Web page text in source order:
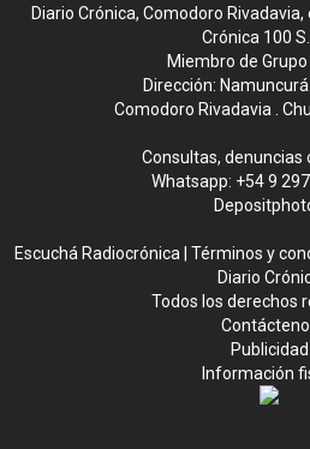
Diario Crónica, Comodoro
Crónica 100
Miembro de Grupo
Dirección:
Comodoro Rivadavia .
Consultas, denuncias
Whatsapp: +54 9
Escuchá Radiocrónica Términos y
Diario
Todos los derechos
Publicidad
Información